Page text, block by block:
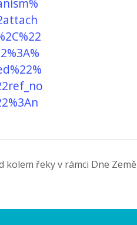
kolem řeky v rámci Dne Země